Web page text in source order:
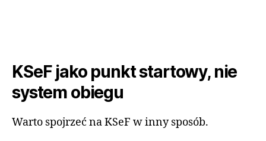
KSeF jako punkt startowy, nie
system obiegu
Warto spojrzeć na KSeF w inny sposób.